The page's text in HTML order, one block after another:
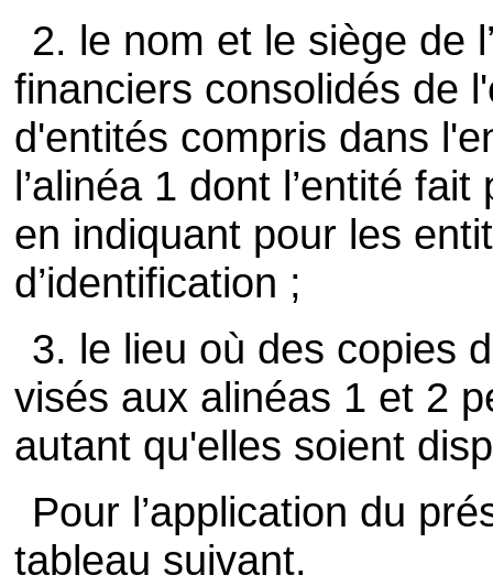
2. le nom et le siège de
financiers consolidés de
d'entités compris dans
l’alinéa 1 dont l’entité
en indiquant pour les
d’identification ;
3. le lieu où des copies
visés aux alinéas 1 et 2
autant qu'elles soient
Pour l’application du
tableau suivant.